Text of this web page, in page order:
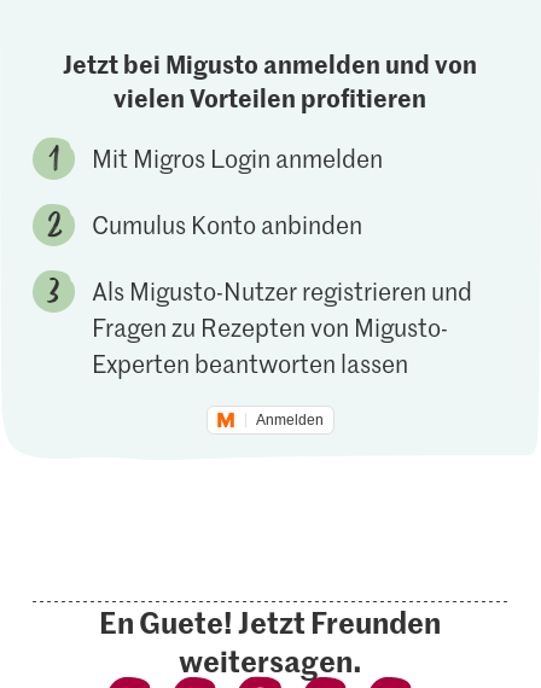
Jetzt bei Migusto anmelden und von
vielen Vorteilen profitieren
Mit Migros Login anmelden
Cumulus Konto anbinden
Als Migusto-Nutzer registrieren und
Fragen zu Rezepten von Migusto-
Experten beantworten lassen
Anmelden
En Guete! Jetzt Freunden
weitersagen.